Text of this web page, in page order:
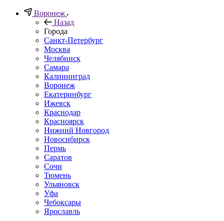
Воронеж
Назад
Города
Санкт-Петербург
Москва
Челябинск
Самара
Калининград
Воронеж
Екатеринбург
Ижевск
Краснодар
Красноярск
Нижний Новгород
Новосибирск
Пермь
Саратов
Сочи
Тюмень
Ульяновск
Уфа
Чебоксары
Ярославль